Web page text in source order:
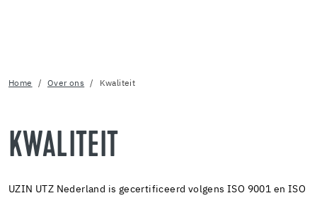
Home Over ons Kwaliteit
KWALITEIT
UZIN UTZ Nederland is gecertificeerd volgens ISO 9001 en ISO